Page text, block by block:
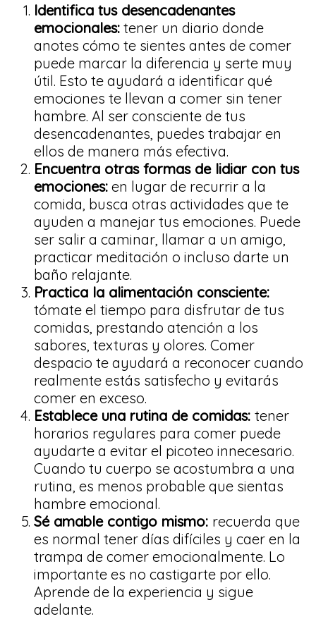
Identifica tus desencadenantes
emocionales: tener un diario donde
anotes cómo te sientes antes de comer
puede marcar la diferencia y serte muy
útil. Esto te ayudará a identificar qué
emociones te llevan a comer sin tener
hambre. Al ser consciente de tus
desencadenantes, puedes trabajar en
ellos de manera más efectiva.
Encuentra otras formas de lidiar con tus
emociones: en lugar de recurrir a la
comida, busca otras actividades que te
ayuden a manejar tus emociones. Puede
ser salir a caminar, llamar a un amigo,
practicar meditación o incluso darte un
baño relajante.
Practica la alimentación consciente:
tómate el tiempo para disfrutar de tus
comidas, prestando atención a los
sabores, texturas y olores. Comer
despacio te ayudará a reconocer cuando
realmente estás satisfecho y evitarás
comer en exceso.
Establece una rutina de comidas: tener
horarios regulares para comer puede
ayudarte a evitar el picoteo innecesario.
Cuando tu cuerpo se acostumbra a una
rutina, es menos probable que sientas
hambre emocional.
Sé amable contigo mismo: recuerda que
es normal tener días difíciles y caer en la
trampa de comer emocionalmente. Lo
importante es no castigarte por ello.
Aprende de la experiencia y sigue
adelante.